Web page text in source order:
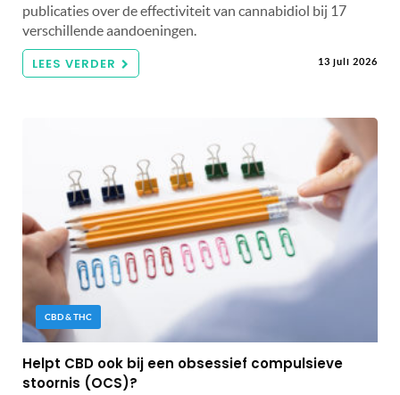
publicaties over de effectiviteit van cannabidiol bij 17
verschillende aandoeningen.
LEES VERDER 13 juli 2026
CBD & THC
Helpt CBD ook bij een obsessief compulsieve
stoornis (OCS)?